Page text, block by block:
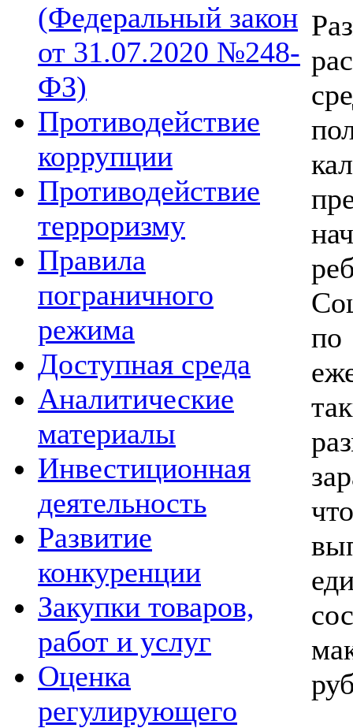
(Федеральный закон
от 31.07.2020 №248-
ФЗ)
Противодействие
коррупции
Противодействие
терроризму
Правила
пограничного
режима
Доступная среда
Аналитические
материалы
Инвестиционная
деятельность
Развитие
конкуренции
Закупки товаров,
работ и услуг
Оценка
регулирующего